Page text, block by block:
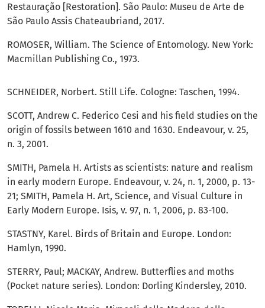
Restauração [Restoration]. São Paulo: Museu de Arte de
São Paulo Assis Chateaubriand, 2017.
ROMOSER, William. The Science of Entomology. New York:
Macmillan Publishing Co., 1973.
SCHNEIDER, Norbert. Still Life. Cologne: Taschen, 1994.
SCOTT, Andrew C. Federico Cesi and his field studies on the
origin of fossils between 1610 and 1630. Endeavour, v. 25,
n. 3, 2001.
SMITH, Pamela H. Artists as scientists: nature and realism
in early modern Europe. Endeavour, v. 24, n. 1, 2000, p. 13-
21; SMITH, Pamela H. Art, Science, and Visual Culture in
Early Modern Europe. Isis, v. 97, n. 1, 2006, p. 83-100.
STASTNY, Karel. Birds of Britain and Europe. London:
Hamlyn, 1990.
STERRY, Paul; MACKAY, Andrew. Butterflies and moths
(Pocket nature series). London: Dorling Kindersley, 2010.